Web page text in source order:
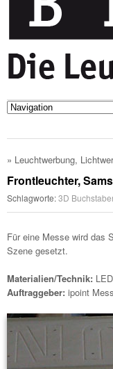
» Leuchtwerbung,
Frontleuchter,
Schlagworte:3D
Für eine Messe wird das
Szene gesetzt.
Materialien/Technik:
Auftraggeber: ipoint